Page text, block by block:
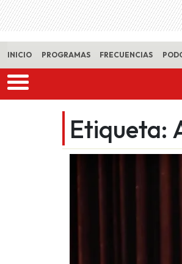
INICIO PROGRAMAS FRECUENCIAS
Etiqueta: